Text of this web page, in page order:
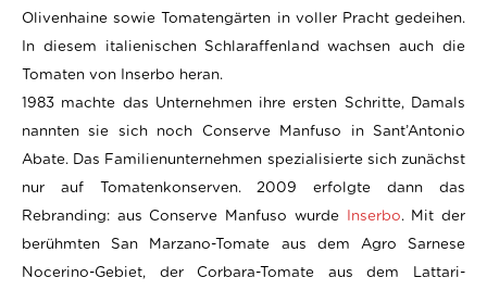
Olivenhaine sowie Tomatengärten in voller Pracht gedeihen.
In diesem italienischen Schlaraffenland wachsen auch die
Tomaten von Inserbo heran.
1983 machte das Unternehmen ihre ersten Schritte, Damals
nannten sie sich noch Conserve Manfuso in Sant’Antonio
Abate. Das Familienunternehmen spezialisierte sich zunächst
nur auf Tomatenkonserven. 2009 erfolgte dann das
Rebranding: aus Conserve Manfuso wurde Inserbo. Mit der
berühmten San Marzano-Tomate aus dem Agro Sarnese
Nocerino-Gebiet, der Corbara-Tomate aus dem Lattari-